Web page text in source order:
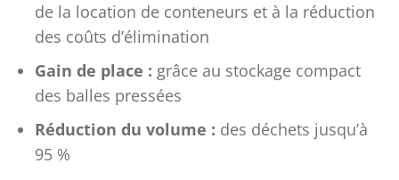
de la location de conteneurs et à la réduction
des coûts d’élimination
Gain de place : grâce au stockage compact
des balles pressées
Réduction du volume : des déchets jusqu’à
95 %